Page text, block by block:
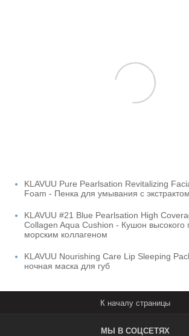
KLAVUU Pure Pearlsation Revitalizing
Foam - Пенка для умывания с
KLAVUU #21 Blue Pearlsation High
Collagen Aqua Cushion - Кушон высокого
морским коллагеном
KLAVUU Nourishing Care Lip Sleeping
ночная маска для губ
МЫ В СОЦСЕТЯХ